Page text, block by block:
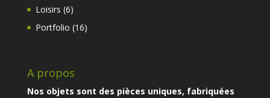
Loisirs 66
produits
Portfolio 1616
A propos
Nos objets sont des pièces uniques, fabriquées